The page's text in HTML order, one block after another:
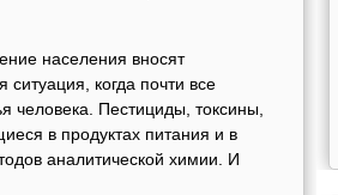
населения вносят
когда почти все
человека. Пестициды, токсины,
в продуктах питания и в
аналитической химии. И